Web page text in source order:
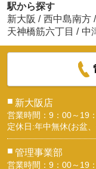
駅から探す
新大阪 / 西中島南方 /
天神橋筋六丁目 / 中
■ 新大阪店
営業時間：9：00～19
定休日:年中無休(お盆
■ 管理事業部
営業時間：9：00～19